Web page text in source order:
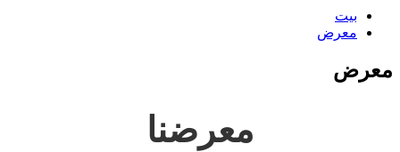
بيت
معرض
معرض
معرضنا